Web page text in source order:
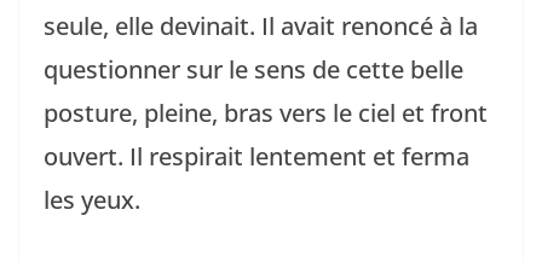
seule, elle devinait. Il avait renoncé à la
questionner sur le sens de cette belle
posture, pleine, bras vers le ciel et front
ouvert. Il respirait lentement et ferma
les yeux.